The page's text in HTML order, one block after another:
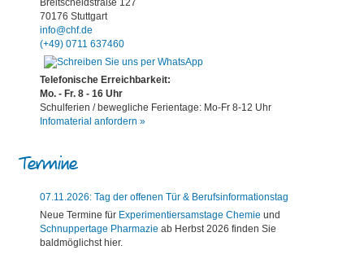
70176 Stuttgart
info@chf.de
(+49) 0711 637460
Telefonische Erreichbarkeit:
Mo. - Fr. 8 - 16 Uhr
Schulferien / bewegliche Ferientage: Mo-Fr 8-12 Uhr
Infomaterial anfordern »
Termine
07.11.2026: Tag der offenen Tür & Berufsinformationstag
Neue Termine für Experimentiersamstage Chemie und
Schnuppertage Pharmazie ab Herbst 2026 finden Sie
baldmöglichst hier.